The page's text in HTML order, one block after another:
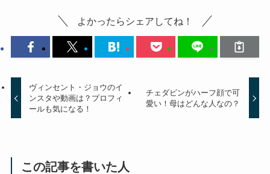
よかったらシェアしてね！
ヴィンセント・ジョウのイ
ンスタや動画は？プロフィ
ールも気になる！
チェダビンがハーフ顔で可
愛い！母はどんな人なの？
この記事を書いた人